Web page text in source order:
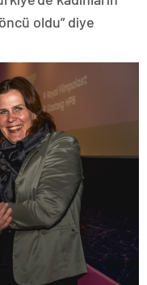
oldu” diye